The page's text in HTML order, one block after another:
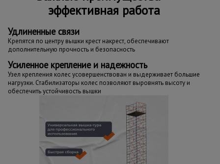
эффективная работа
Удлиненные связи
Крепятся по центру вышки крест накрест, обеспечивают
дополнительную прочность и безопасность
Усиленное крепление и надежность
Узел крепления колес усовершенствован и выдерживает большие
нагрузки. Стабилизаторы колес позволяют выровнять высоту и
обеспечить устойчивость вышки